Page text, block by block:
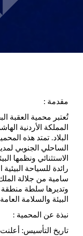
مقدمة :
تُعتبر محمية العقبة
المملكة الأردنية
الساحلي الجنوبي
الاستثنائي ونظمها
رائدة للسياحة
سامية من جلالة
وتديرها سلطة منطقة
البيئة والسلامة العامة
نبذة عن المحمية :
تاريخ التأسيس: